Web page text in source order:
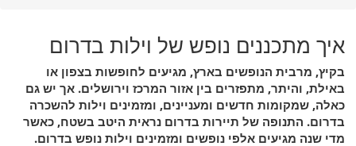
איך מתכננים נופש של וילות בדרום
בקיץ, מרבית הנופשים בארץ, מגיעים לחופשות בצפון או
באילת, והיתר, מתפזרים בין אזור המרכז וירושלים. אך יש גם
כאלה, שמקומות חדשים ומעניינים, ומזמינים וילות להשכרה
בדרום. התנופה של תיירות בדרום נראית היטב בשטח, כאשר
מדי שנה מגיעים אלפי נופשים ומזמינים וילות נופש בדרום.